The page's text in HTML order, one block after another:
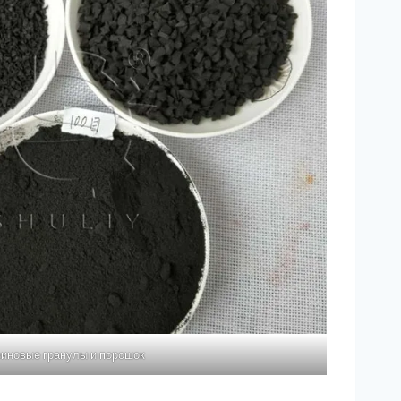
гранулы и порошок